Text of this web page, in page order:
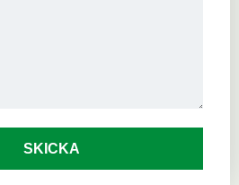
SKICKA